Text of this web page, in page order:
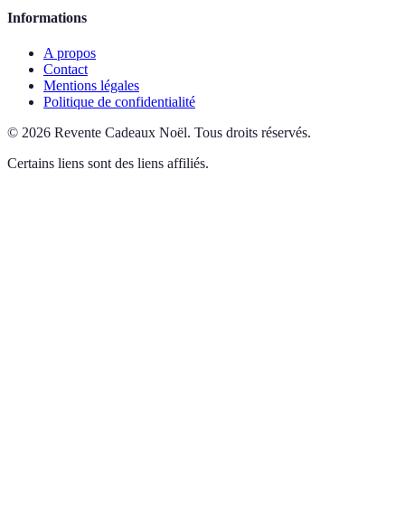
Informations
A propos
Contact
Mentions légales
Politique de confidentialité
© 2026 Revente Cadeaux Noël. Tous droits réservés.
Certains liens sont des liens affiliés.